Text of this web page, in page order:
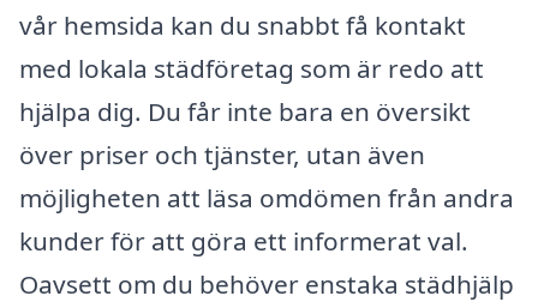
vår hemsida kan du snabbt få kontakt
med lokala städföretag som är redo att
hjälpa dig. Du får inte bara en översikt
över priser och tjänster, utan även
möjligheten att läsa omdömen från andra
kunder för att göra ett informerat val.
Oavsett om du behöver enstaka städhjälp